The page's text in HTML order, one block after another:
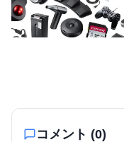
コメント (0)